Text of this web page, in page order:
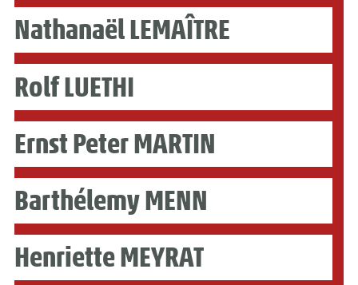
Nathanaël LEMAÎTRE
Rolf LUETHI
Ernst Peter MARTIN
Barthélemy MENN
Henriette MEYRAT